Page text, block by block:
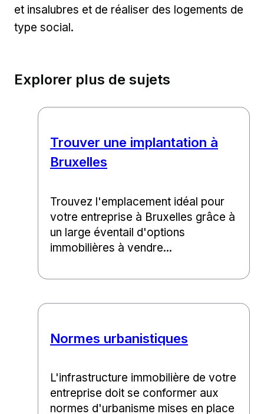
et insalubres et de réaliser des logements de
type social.
Explorer plus de sujets
Trouver une implantation à
Bruxelles
Trouvez l'emplacement idéal pour
votre entreprise à Bruxelles grâce à
un large éventail d'options
immobilières à vendre...
Normes urbanistiques
L'infrastructure immobilière de votre
entreprise doit se conformer aux
normes d'urbanisme mises en place